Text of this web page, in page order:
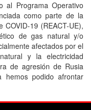
al Programa Operativo
como parte de la
19 (REACT-UE),
de gas natural y/o
afectados por el
y la electricidad
de agresión de Rusia
hemos podido afrontar